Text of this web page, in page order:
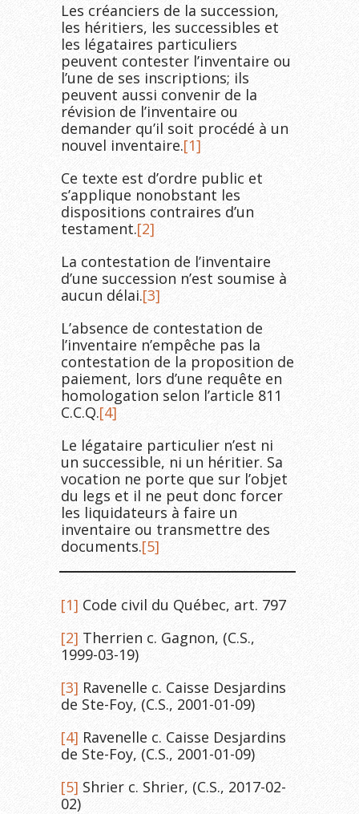
Les créanciers de la succession,
les héritiers, les successibles et
les légataires particuliers
peuvent contester l’inventaire ou
l’une de ses inscriptions; ils
peuvent aussi convenir de la
révision de l’inventaire ou
demander qu’il soit procédé à un
nouvel inventaire.[1]
Ce texte est d’ordre public et
s’applique nonobstant les
dispositions contraires d’un
testament.[2]
La contestation de l’inventaire
d’une succession n’est soumise à
aucun délai.[3]
L’absence de contestation de
l’inventaire n’empêche pas la
contestation de la proposition de
paiement, lors d’une requête en
homologation selon l’article 811
C.C.Q.[4]
Le légataire particulier n’est ni
un successible, ni un héritier. Sa
vocation ne porte que sur l’objet
du legs et il ne peut donc forcer
les liquidateurs à faire un
inventaire ou transmettre des
documents.[5]
[1] Code civil du Québec, art. 797
[2] Therrien c. Gagnon, (C.S.,
1999-03-19)
[3] Ravenelle c. Caisse Desjardins
de Ste-Foy, (C.S., 2001-01-09)
[4] Ravenelle c. Caisse Desjardins
de Ste-Foy, (C.S., 2001-01-09)
[5] Shrier c. Shrier, (C.S., 2017-02-
02)